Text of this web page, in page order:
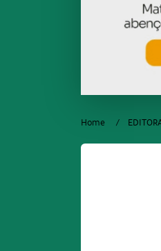
Home